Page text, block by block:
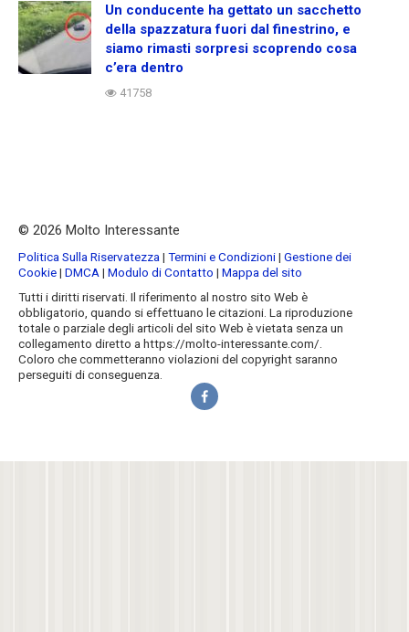
Un conducente ha gettato un sacchetto
della spazzatura fuori dal finestrino, e
siamo rimasti sorpresi scoprendo cosa
c’era dentro
41758
© 2026 Molto Interessante
Politica Sulla Riservatezza | Termini e Condizioni| Gestione dei
Cookie| DMCA | Modulo di Contatto | Mappa del sito
Tutti i diritti riservati. Il riferimento al nostro sito Web è
obbligatorio, quando si effettuano le citazioni. La riproduzione
totale o parziale degli articoli del sito Web è vietata senza un
collegamento diretto a https://molto-interessante.com/.
Coloro che commetteranno violazioni del copyright saranno
perseguiti di conseguenza.